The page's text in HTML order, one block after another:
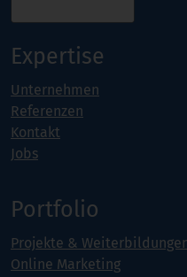
Expertise
Unternehmen
Referenzen
Kontakt
Jobs
Portfolio
Projekte &
Online Marketing